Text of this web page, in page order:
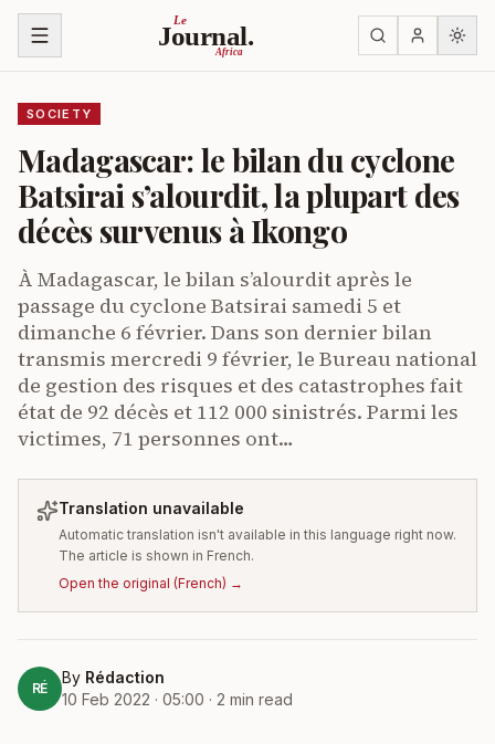
Skip to content Le
Journal.
Africa
SOCIETY
Madagascar: le bilan du cyclone
Batsirai s’alourdit, la plupart des
décès survenus à Ikongo
À Madagascar, le bilan s’alourdit après le
passage du cyclone Batsirai samedi 5 et
dimanche 6 février. Dans son dernier bilan
transmis mercredi 9 février, le Bureau national
de gestion des risques et des catastrophes fait
état de 92 décès et 112 000 sinistrés. Parmi les
victimes, 71 personnes ont…
Translation unavailable
Automatic translation isn't available in this language right now.
The article is shown in French.
Open the original (French) →
RÉ
By Rédaction
10 Feb 2022 · 05:00 · 2 min read